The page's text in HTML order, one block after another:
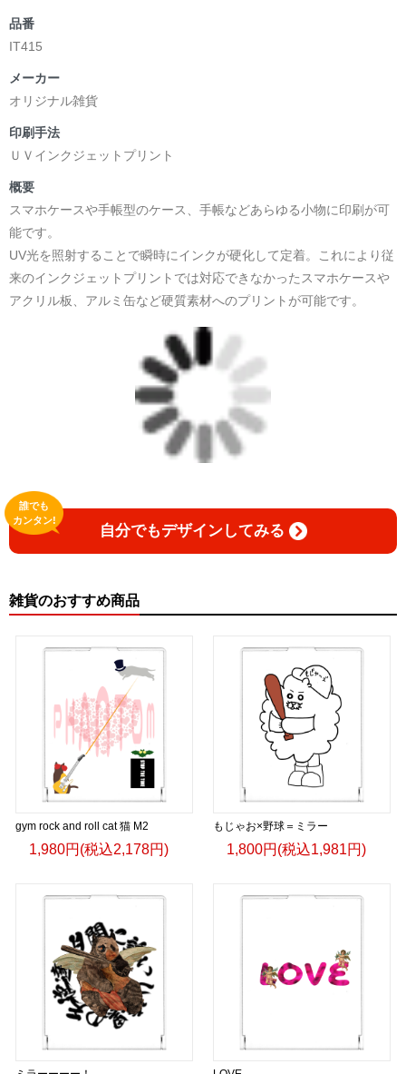
品番
IT415
メーカー
オリジナル雑貨
印刷手法
ＵＶインクジェットプリント
概要
スマホケースや手帳型のケース、手帳などあらゆる小物に印刷が可
能です。
UV光を照射することで瞬時にインクが硬化して定着。これにより従
来のインクジェットプリントでは対応できなかったスマホケースや
アクリル板、アルミ缶など硬質素材へのプリントが可能です。
自分でもデザインしてみる
誰でも
カンタン!
雑貨のおすすめ商品
gym rock and roll cat 猫 M2
1,980円(税込2,178円)
もじゃお×野球＝ミラー
1,800円(税込1,981円)